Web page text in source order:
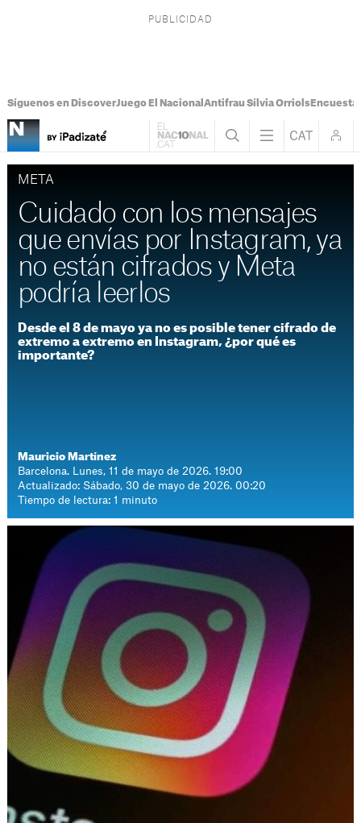
Síguenos en DiscoverJuego El Nacional Antifrau Sílvia OrriolsEncuesta
META
Cuidado con los mensajes
que envías por Instagram, ya
no están cifrados y Meta
podría leerlos
Desde el 8 de mayo ya no es posible tener cifrado de
extremo a extremo en Instagram, ¿por qué es
importante?
Mauricio Martínez
Barcelona. Lunes, 11 de mayo de 2026. 19:00
Actualizado: Sábado, 30 de mayo de 2026. 00:20
Tiempo de lectura: 1 minuto